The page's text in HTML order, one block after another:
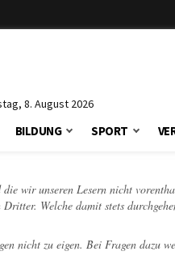
8. August 2026
BILDUNG SPORT
wir unseren Lesern nicht
Welche damit stets
nicht zu eigen. Bei Fragen dazu